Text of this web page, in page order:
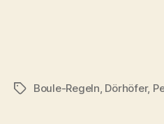
Schlagwörter
Boule-Regeln, Dörhöfer,